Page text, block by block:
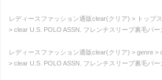
レディースファッション通販clear(クリア) トップス
clear U.S. POLO ASSN. フレンチスリーブ裏毛パー
レディースファッション通販clear(クリア) genre
clear U.S. POLO ASSN. フレンチスリーブ裏毛パー